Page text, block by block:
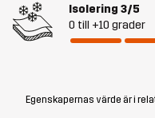
Isolering 3/5
0 till +10 grader
Egenskapernas värde är i